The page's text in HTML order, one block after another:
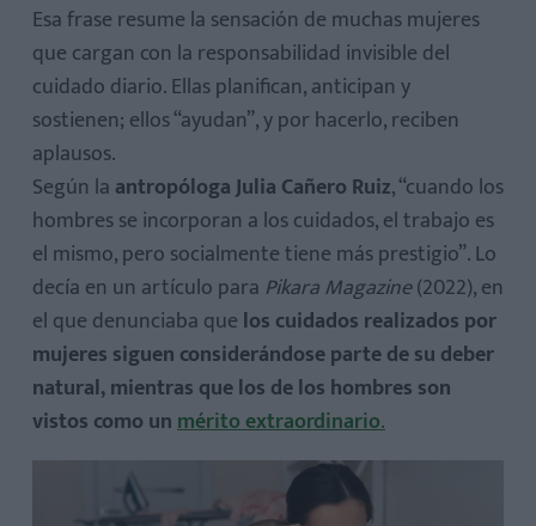
Esa frase resume la sensación de muchas mujeres
que cargan con la responsabilidad invisible del
cuidado diario. Ellas planifican, anticipan y
sostienen; ellos “ayudan”, y por hacerlo, reciben
aplausos.
Según la antropóloga Julia Cañero Ruiz, “cuando los
hombres se incorporan a los cuidados, el trabajo es
el mismo, pero socialmente tiene más prestigio”. Lo
decía en un artículo para Pikara Magazine(2022), en
el que denunciaba que los cuidados realizados por
mujeres siguen considerándose parte de su deber
natural, mientras que los de los hombres son
vistos como unmérito extraordinario.